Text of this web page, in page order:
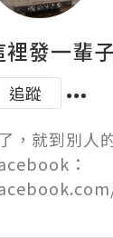
發一輩
追蹤
，就到別人
：